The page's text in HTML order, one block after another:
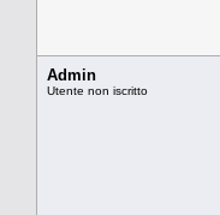
Admin
Utente non iscritto